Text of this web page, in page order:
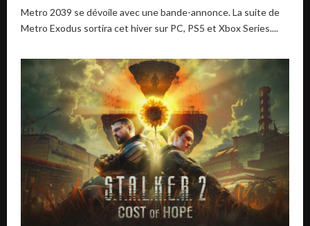
Metro 2039 se dévoile avec une bande-annonce. La suite de
Metro Exodus sortira cet hiver sur PC, PS5 et Xbox Series....